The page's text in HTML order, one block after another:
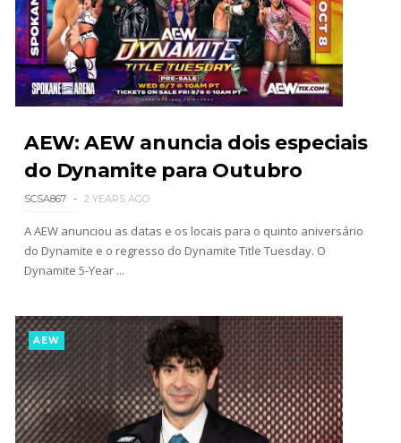
Semana em Sexyness No.52
SCSA867-Aug 02 2026
WWE SummerSlam 2026 - Saturday
Unknown- Aug 01 2026
WWE Friday Night Smackdown 31 July 2026
Unknown-Aug 01 2026
TNA iMPACT Wrestling 30 July 2026
Unknown-Jul 31 2026
AEW: AEW anuncia dois especiais
do Dynamite para Outubro
SCSA867 2 YEARS AGO
A AEW anunciou as datas e os locais para o quinto aniversário
do Dynamite e o regresso do Dynamite Title Tuesday. O
Dynamite 5-Year ...
AEW